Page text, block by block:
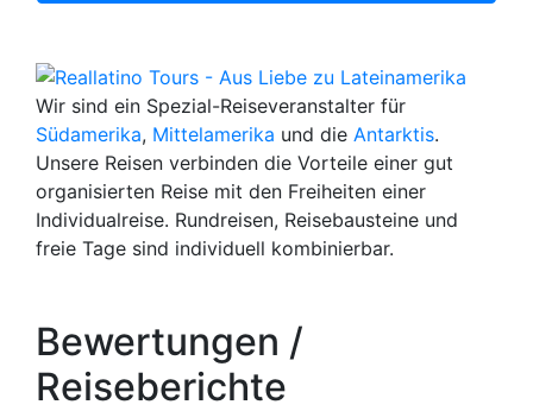
Wir sind ein Spezial-Reiseveranstalter für
Südamerika, Mittelamerika und die Antarktis.
Unsere Reisen verbinden die Vorteile einer gut
organisierten Reise mit den Freiheiten einer
Individualreise. Rundreisen, Reisebausteine und
freie Tage sind individuell kombinierbar.
Bewertungen /
Reiseberichte